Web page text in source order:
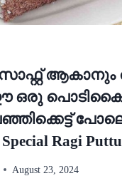
സോഫ്റ്റ് ആകാനും
ഒരു
Ragi
August 23, 2024